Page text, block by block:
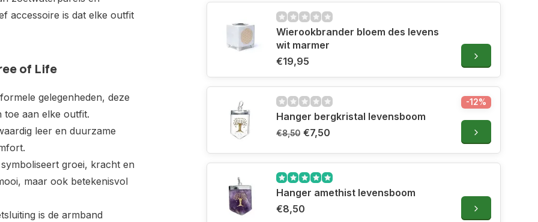
accessoire is dat elke outfit
of Life
gelegenheden, deze
toe aan elke outfit.
leer en duurzame
groei, kracht en
maar ook betekenisvol
is de armband
Wierookbrander bloem des levens
wit marmer
€19,95
Hanger bergkristal levensboom
€8,50 €7,50
-12%
Hanger amethist levensboom
€8,50